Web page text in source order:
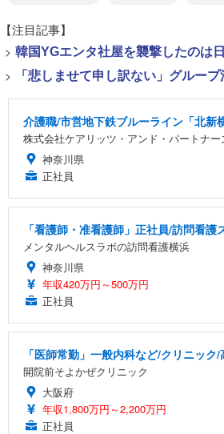
【注目記事】
> 韓国YGエンタ社屋を襲撃したのは
> 「悲しませて申し訳ない」グルー
介護職/市営地下鉄ブルーライン「北
株式会社ケアリッツ・アンド・パートナ
神奈川県
正社員
「看護師・准看護師」正社員/訪問看
メンタルヘルスラボの訪問看護横浜
神奈川県
年収420万円～500万円
正社員
「医師常勤」一般内科など/クリニック
開院前そよかぜクリニック
大阪府
年収1,800万円～2,200万円
正社員